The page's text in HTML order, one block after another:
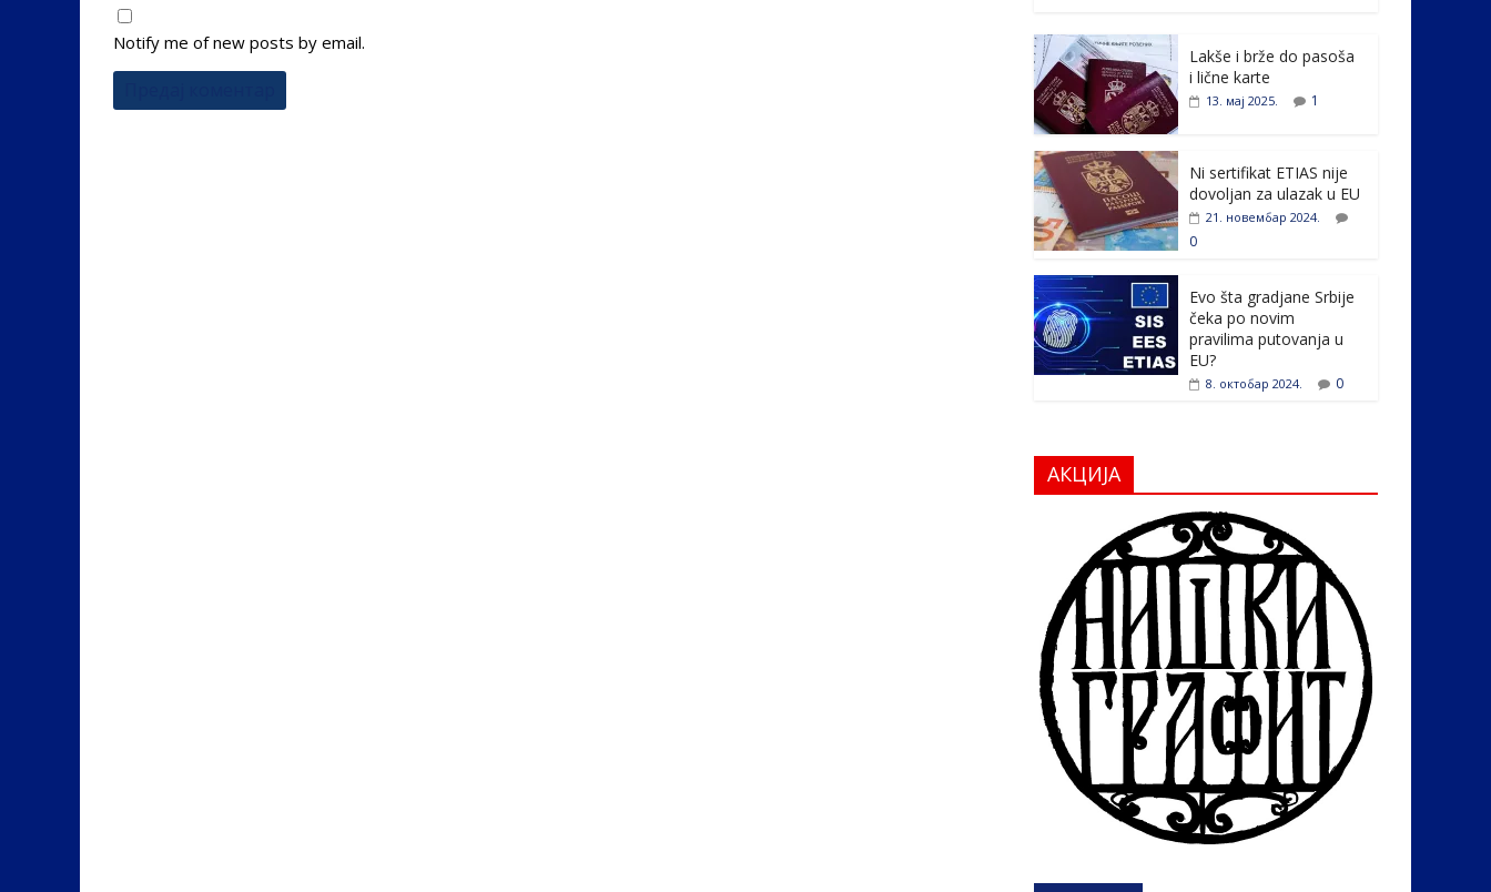
Notify me of new posts by email. e
b
o
o
k
itt
er e
dI
er ar
e
Lakše i brže do pasoša
i lične karte
13. мај 2025. 1
Ni sertifikat ETIAS nije
dovoljan za ulazak u EU
21. новембар 2024.
0
Evo šta gradjane Srbije
čeka po novim
pravilima putovanja u
EU?
8. октобар 2024. 0
АКЦИЈА